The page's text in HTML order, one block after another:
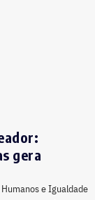
gera
e Igualdade